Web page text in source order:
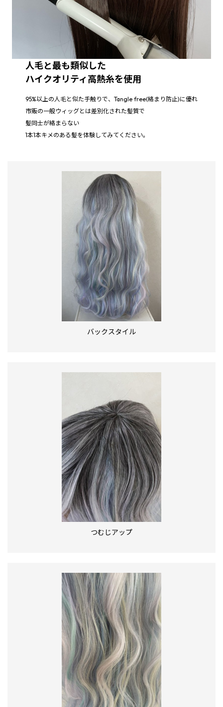
人毛と最も類似した
ハイクオリティ高熱糸を使用
95%以上の人毛と似た手触りで、Tangle free(絡まり防止)に優れ
市販の一般ウィッグとは差別化された髪質で
髪同士が絡まらない
1本1本キメのある髪を体験してみてください。
バックスタイル
つむじアップ